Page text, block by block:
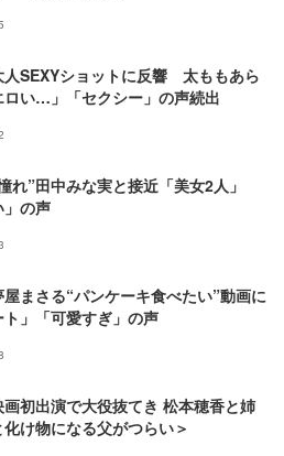
人SEXYショットに反響 太ももあら
ロい…」「セクシー」の声続出
れ”田中みな実と接近「美女2人」
」の声
まさる“パンケーキ食べたい”動画に
ト」「可愛すぎ」の声
初出演で大役抜てき 松本穂香と姉
け物になる父がつらい＞